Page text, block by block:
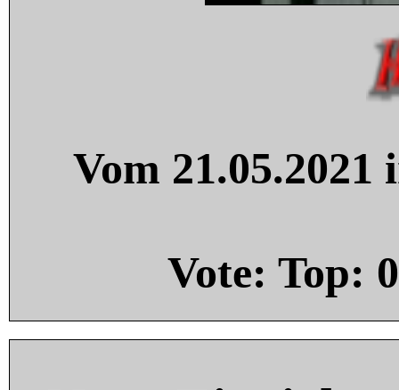
Vom
Vote: Top: 0